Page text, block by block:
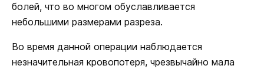
болей, что во многом обуславливается
небольшими размерами разреза.
Во время данной операции наблюдается
незначительная кровопотеря, чрезвычайно мала